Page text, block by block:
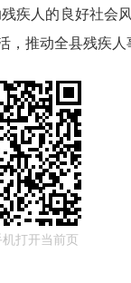
疾人的良好社会
推动全县残疾人
打开当前页